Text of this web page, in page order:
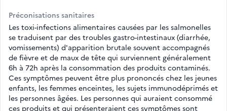
Préconisations sanitaires
Les toxi-infections alimentaires causées par les salmonelles
se traduisent par des troubles gastro-intestinaux (diarrhée,
vomissements) d'apparition brutale souvent accompagnés
de fièvre et de maux de tête qui surviennent généralement
6h à 72h après la consommation des produits contaminés.
Ces symptômes peuvent être plus prononcés chez les jeunes
enfants, les femmes enceintes, les sujets immunodéprimés et
les personnes âgées. Les personnes qui auraient consommé
ces produits et qui présenteraient ces symptômes sont